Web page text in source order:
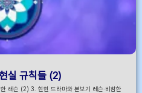
실 규칙들 (2)
레슨 (2) 3. 현현 드라마와 본보기 레슨·비참한